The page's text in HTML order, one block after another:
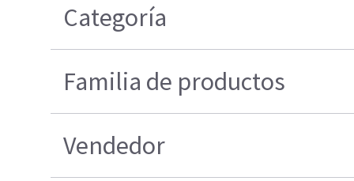
Categoría
Familia de productos
Vendedor